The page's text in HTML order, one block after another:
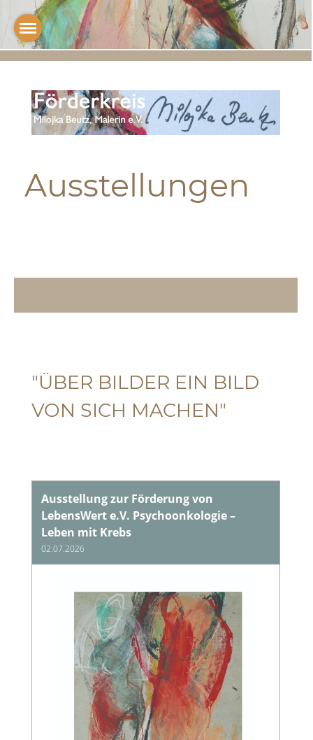
Ausstellungen
"ÜBER BILDER EIN BILD
VON SICH MACHEN"
Ausstellung zur Förderung von
LebensWert e.V. Psychoonkologie –
Leben mit Krebs
02.07.2026